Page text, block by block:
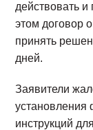
действовать
этом договор
принять
дней.
Заявители
установления
инструкций